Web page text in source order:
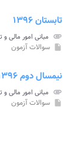
تابستان ۱۳۹۶
attachment
insert_drive_file سوالات آزمون
نیمسال دوم ۱۳۹۶-۱۳۹۵
attachment
insert_drive_file سوالات آزمون